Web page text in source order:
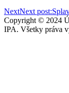
NextNext post:
Copyright © 2024
IPA. Všetky práva